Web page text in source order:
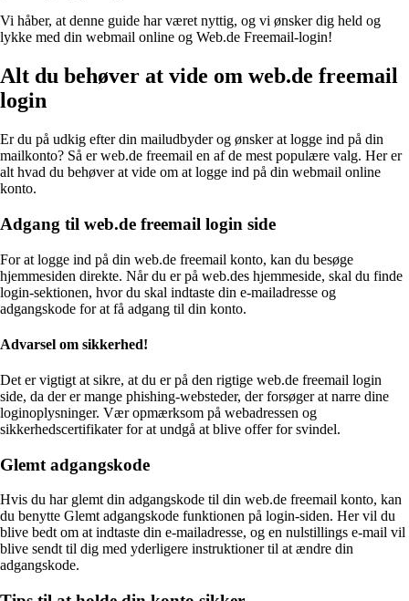
Vi håber, at denne guide har været nyttig, og vi ønsker dig held og
lykke med din webmail online og Web.de Freemail-login!
Alt du behøver at vide om web.de freemail
login
Er du på udkig efter din mailudbyder og ønsker at logge ind på din
mailkonto? Så er web.de freemail en af de mest populære valg. Her er
alt hvad du behøver at vide om at logge ind på din webmail online
konto.
Adgang til web.de freemail login side
For at logge ind på din web.de freemail konto, kan du besøge
hjemmesiden direkte. Når du er på web.des hjemmeside, skal du finde
login-sektionen, hvor du skal indtaste din e-mailadresse og
adgangskode for at få adgang til din konto.
Advarsel om sikkerhed!
Det er vigtigt at sikre, at du er på den rigtige web.de freemail login
side, da der er mange phishing-websteder, der forsøger at narre dine
loginoplysninger. Vær opmærksom på webadressen og
sikkerhedscertifikater for at undgå at blive offer for svindel.
Glemt adgangskode
Hvis du har glemt din adgangskode til din web.de freemail konto, kan
du benytte Glemt adgangskode funktionen på login-siden. Her vil du
blive bedt om at indtaste din e-mailadresse, og en nulstillings e-mail vil
blive sendt til dig med yderligere instruktioner til at ændre din
adgangskode.